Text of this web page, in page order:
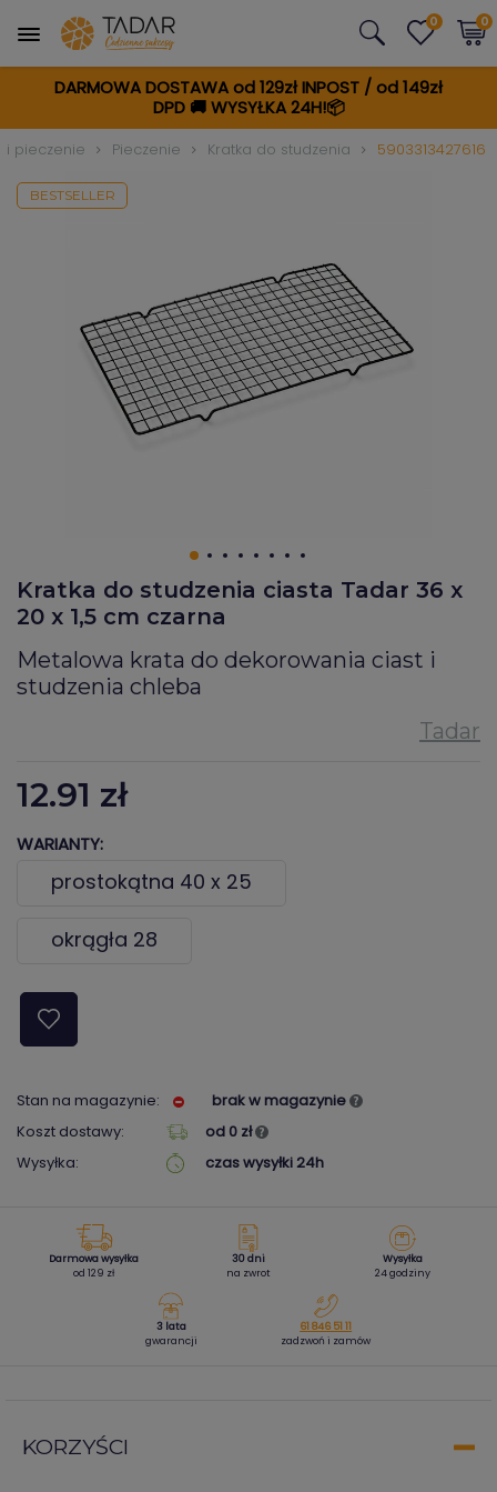
DARMOWA DOSTAWA od 129zł INPOST / od 149zł
DPD🚚WYSYŁKA 24H!📦
0 0
i pieczenie Pieczenie Kratka do studzenia 5903313427616
BESTSELLER
Kratka do studzenia ciasta Tadar 36 x
20 x 1,5 cm czarna
Metalowa krata do dekorowania ciast i
studzenia chleba
12.91 zł
WARIANTY:
prostokątna 40 x 25
okrągła 28
Stan na magazynie:
brak w magazynie
Koszt dostawy:
od 0 zł
Wysyłka:
czas wysyłki 24h
Darmowa wysyłka
od 129 zł
30 dni
na zwrot
Wysyłka
24 godziny
3 lata
gwarancji
61 846 51 11
zadzwoń i zamów
KORZYŚCI